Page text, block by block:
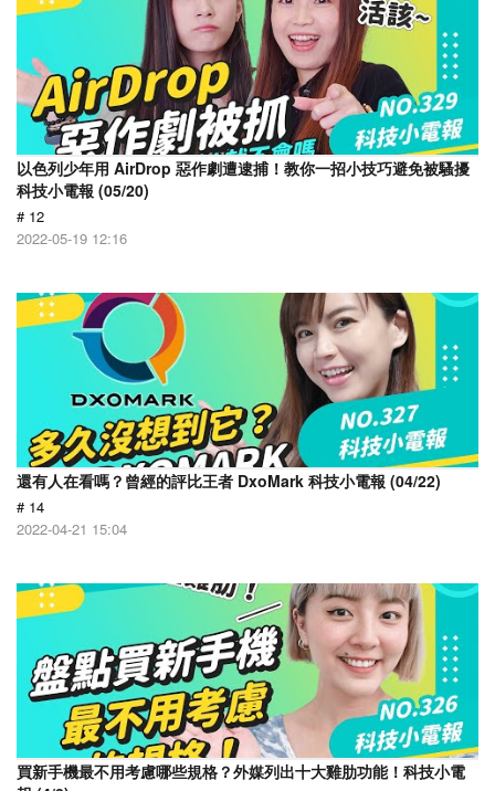
以色列少年用 AirDrop 惡作劇遭逮捕！教你一招小技巧避免被騷擾
科技小電報 (05/20)
# 12
2022-05-19 12:16
還有人在看嗎？曾經的評比王者 DxoMark 科技小電報 (04/22)
# 14
2022-04-21 15:04
買新手機最不用考慮哪些規格？外媒列出十大雞肋功能！科技小電